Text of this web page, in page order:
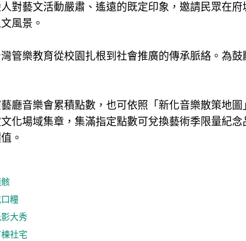
對藝文活動嚴肅、遙遠的既定印象，邀請民眾在府
風景。
管樂教育從校園扎根到社會推廣的傳承脈絡。為鼓
廳音樂會累積點數，也可依照「新化音樂散策地圖
化場域集章，集滿指定點數可兌換藝術季限量紀念
。
糧
大秀
社宅